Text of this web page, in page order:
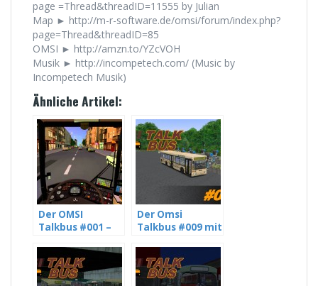
page =Thread&threadID=11555 by Julian
Map ► http://m-r-software.de/omsi/forum/index.php?
page=Thread&threadID=85
OMSI ► http://amzn.to/YZcVOH
Musik ► http://incompetech.com/ (Music by
Incompetech Musik)
Ähnliche Artikel:
Der OMSI
Talkbus #001 –
Gott und die
Welt (1/5) ReUP
[HD]
Der Omsi
Talkbus #009 mit
die Deutsche
Bahn und seinen
Let’s Plays (4/10)